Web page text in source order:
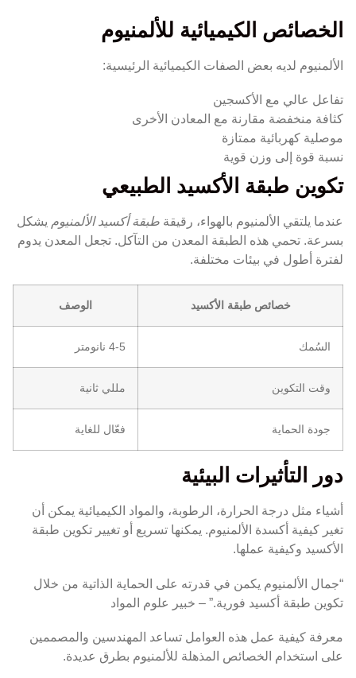
الخصائص الكيميائية للألمنيوم
الألمنيوم لديه بعض الصفات الكيميائية الرئيسية:
تفاعل عالي مع الأكسجين
كثافة منخفضة مقارنة مع المعادن الأخرى
موصلية كهربائية ممتازة
نسبة قوة إلى وزن قوية
تكوين طبقة الأكسيد الطبيعي
عندما يلتقي الألمنيوم بالهواء، رقيقة طبقة أكسيد الألمنيوميشكل
بسرعة. تحمي هذه الطبقة المعدن من التآكل. تجعل المعدن يدوم
لفترة أطول في بيئات مختلفة.
خصائص طبقة الأكسيد الوصف
السُمك 4-5 نانومتر
وقت التكوين مللي ثانية
جودة الحماية فعّال للغاية
دور التأثيرات البيئية
أشياء مثل درجة الحرارة، الرطوبة، والمواد الكيميائية يمكن أن
تغير كيفية أكسدة الألمنيوم. يمكنها تسريع أو تغيير تكوين طبقة
الأكسيد وكيفية عملها.
“جمال الألمنيوم يكمن في قدرته على الحماية الذاتية من خلال
تكوين طبقة أكسيد فورية.” – خبير علوم المواد
معرفة كيفية عمل هذه العوامل تساعد المهندسين والمصممين
على استخدام الخصائص المذهلة للألمنيوم بطرق عديدة.